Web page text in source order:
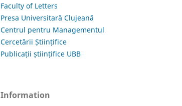
Faculty of Letters
Presa Universitară Clujeană
Centrul pentru Managementul
Cercetării Științifice
Publicații științifice UBB
Information